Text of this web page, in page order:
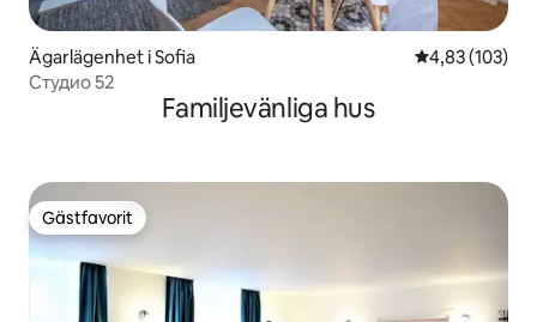
Ägarlägenhet i Sofia 4,83 av 5 i
4,83 (103)
Студио 52
Familjevänliga hus
Gästfavorit
Gästfavorit